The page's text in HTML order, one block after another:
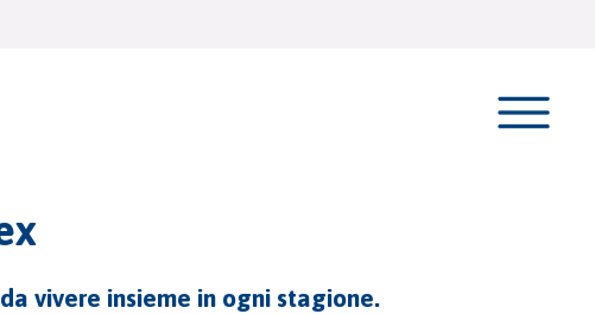
vivere insieme in ogni stagione.